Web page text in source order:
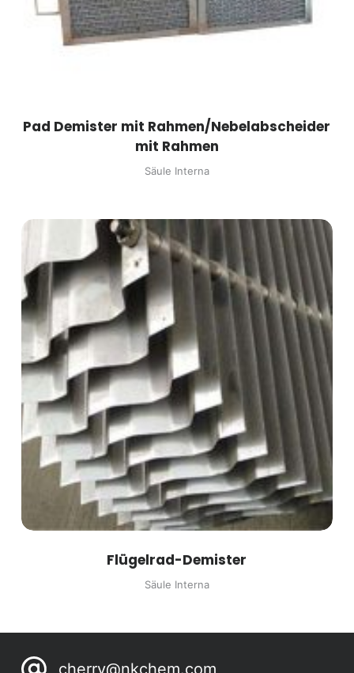
Pad Demister mit Rahmen/Nebelabscheider
mit Rahmen
Säule Interna
Flügelrad-Demister
Säule Interna